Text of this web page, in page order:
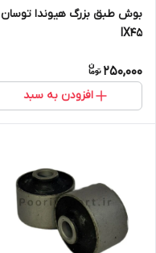
بوش طبق بزرگ هیوندا توسان
IX45
250,000
افزودن به سبد